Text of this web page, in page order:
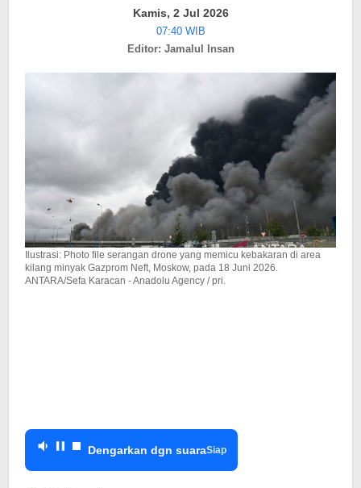
Bahan
Peledak
Jatuh
Kamis, 2 Jul 2026
07:40 WIB
Editor: Jamalul Insan
Ilustrasi: Photo file serangan drone yang memicu kebakaran di area
kilang minyak Gazprom Neft, Moskow, pada 18 Juni 2026.
ANTARA/Sefa Karacan - Anadolu Agency / pri.
Dengarkan dgn suaraSiap